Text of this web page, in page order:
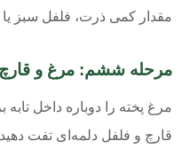
مقدار کمی ذرت، فلفل سبز یا
مرحله ششم: مرغ و قارچ
مرغ پخته را دوباره داخل تابه
قارچ و فلفل دلمه‌ای تفت